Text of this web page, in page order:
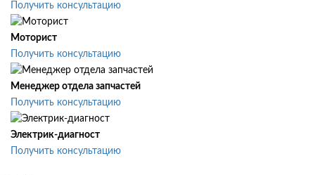
Получить консультацию
Моторист
Получить консультацию
Менеджер отдела запчастей
Получить консультацию
Электрик-диагност
Получить консультацию